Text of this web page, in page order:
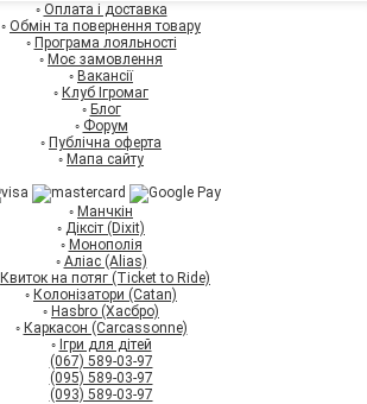
◦ Оплата і доставка
◦ Обмін та повернення товару
◦ Програма лояльності
◦ Моє замовлення
◦ Вакансії
◦ Клуб Ігромаг
◦ Блог
◦ Форум
◦ Публічна оферта
◦ Мапа сайту
◦ Манчкін
◦ Діксіт (Dixit)
◦ Монополія
◦ Аліас (Alias)
Квиток на потяг (Ticket to Ride)
◦ Колонізатори (Catan)
◦ Hasbro (Хасбро)
◦ Каркасон (Carcassonne)
◦ Ігри для дітей
(067) 589-03-97
(095) 589-03-97
(093) 589-03-97